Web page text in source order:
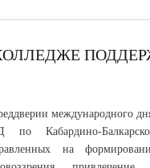
международного
по Кабардино-
на